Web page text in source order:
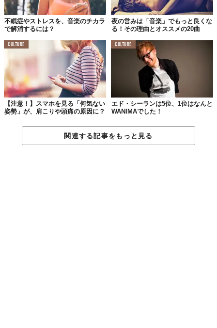
不眠症やストレスを、音楽のチカラ
で解消するには？
夜の営みは「音楽」でもっと良くな
る！その理由とオススメの20曲
CULTURE
【注意！】スマホを見る「何気ない
姿勢」が、肩こりや頭痛の原因に？
CULTURE
エド・シーランは5位、1位はなんと
WANIMAでした！
関連する記事をもっと見る